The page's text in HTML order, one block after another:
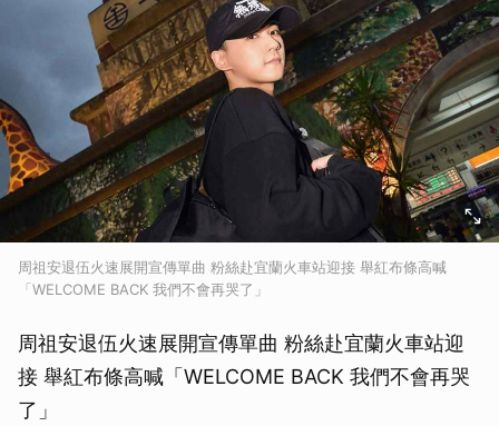
周祖安退伍火速展開宣傳單曲 粉絲赴宜蘭火車站迎接 舉紅布條高喊
「WELCOME BACK 我們不會再哭了」
周祖安退伍火速展開宣傳單曲 粉絲赴宜蘭火車站迎
接 舉紅布條高喊「WELCOME BACK 我們不會再哭
了」